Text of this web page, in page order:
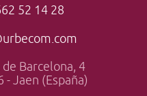
52 14 28
de Barcelona, 4
- Jaen (España)